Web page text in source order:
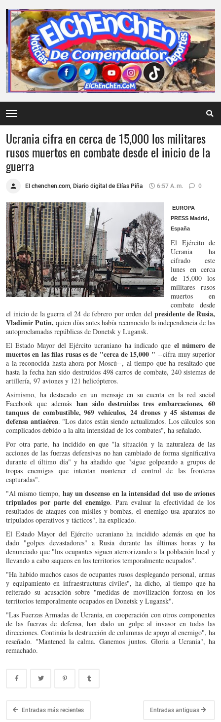
Ucrania cifra en cerca de 15,000 los militares
rusos muertos en combate desde el inicio de la
guerra
El chenchen.com, Diario digital de Elías Piña 6:57 A. M. 0
EUROPA
PRESS Madrid,
España
El Ejército de
Ucrania ha
cifrado este
lunes en cerca
de 15,000 los
militares rusos
muertos en
combate desde
el inicio de la guerra el 24 de febrero por orden del presidente de Rusia,
Vladimir Putin, quien días antes había reconocido la independencia de las
autoproclamadas repúblicas de Donetsk y Lugansk.
El Estado Mayor del Ejército ucraniano ha indicado que el número de
muertos en las filas rusas es de "cerca de 15,000 " --cifra muy superior
a la reconocida hasta ahora por Moscú--, al tiempo que ha resaltado que
hasta la fecha han sido destruidos 498 carros de combate, 240 sistemas de
artillería, 97 aviones y 121 helicópteros.
Asimismo, ha destacado en un mensaje en su cuenta en la red social
Facebook que además han sido destruidas tres embarcaciones, 60
tanques de combustible, 969 vehículos, 24 drones y 45 sistemas de
defensa antiaérea. "Los datos están siendo actualizados. Los cálculos son
complicados debido a la alta intensidad de los combates", ha señalado.
Por otra parte, ha incidido en que "la situación y la naturaleza de las
acciones de las fuerzas defensivas no han cambiado de forma significativa
durante el último día" y ha añadido que "sigue golpeando a grupos de
tropas enemigas que intentan mantener el control de las fronteras
capturadas".
"Al mismo tiempo, hay un descenso en la intensidad del uso de aviones
tripulados por parte del enemigo. Para evaluar la efectividad de los
resultados de ataques con misiles y bombas, el enemigo usa aparatos no
tripulados operativos y tácticos", ha explicado.
El Estado Mayor del Ejército ucraniano ha incidido además en que ha
dado "golpes devastadores" a Rusia durante las últimas horas y ha
denunciado que "los ocupantes siguen aterrorizando a la población local y
llevando a cabo saqueos en los territorios temporalmente ocupados".
"Ha habido muchos casos de ocupantes rusos desplegando personal, armas
y equipamiento en infraestructuras civiles", ha dicho, al tiempo que ha
reiterado su acusación sobre "medidas de movilización forzosa en los
territorios temporalmente ocupados en Donetsk y Lugansk".
"Las Fuerzas Armadas de Ucrania, en cooperación con otros componentes
de las fuerzas de defensa, han dado un golpe al invasor en todas las
direcciones. Continúa la destrucción de columnas de apoyo al enemigo", ha
reseñado. "Mantened la calma. Ganemos juntos. Gloria a Ucrania", ha
remachado.
Entradas más recientes Entradas antiguas